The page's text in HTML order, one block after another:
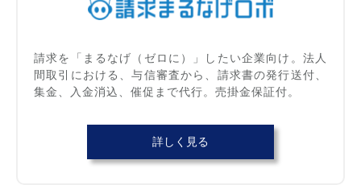
請求を「まるなげ（ゼロに）」したい企業向け。法人
間取引における、与信審査から、請求書の発行送付、
集金、入金消込、催促まで代行。売掛金保証付。
詳しく見る